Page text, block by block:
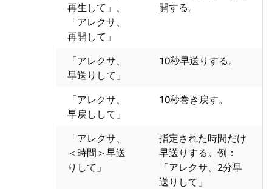
再生して」、
「アレクサ、
再開して」
開する。
「アレクサ、
早送りして」
10秒早送りする。
「アレクサ、
早戻しして」
10秒巻き戻す。
「アレクサ、
＜時間＞早送
りして」
指定された時間だけ
早送りする。例：
「アレクサ、2分早
送りして」